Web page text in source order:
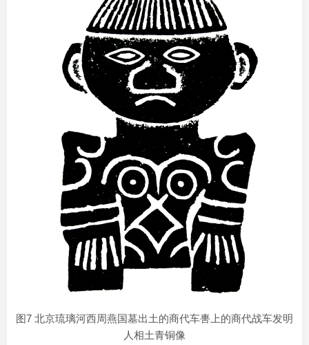
图7 北京琉璃河西周燕国墓出土的商代车軎上的商代战车发明
人相土青铜像